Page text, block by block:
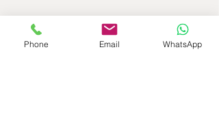
Tipo de Inmueble:
Phone Email WhatsApp